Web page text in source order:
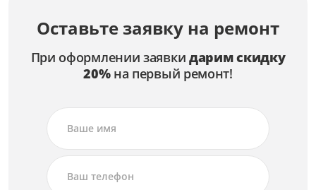
Оставьте заявку на ремонт
При оформлении заявки дарим скидку
20%на первый ремонт!